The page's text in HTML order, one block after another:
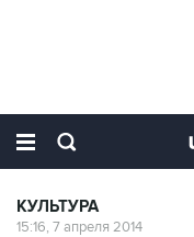
КУЛЬТУРА
15:16, 7 апреля 2014